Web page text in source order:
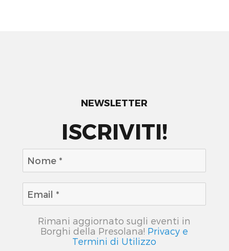
NEWSLETTER
ISCRIVITI!
Rimani aggiornato sugli eventi in
Borghi della Presolana! Privacy e
Termini di Utilizzo